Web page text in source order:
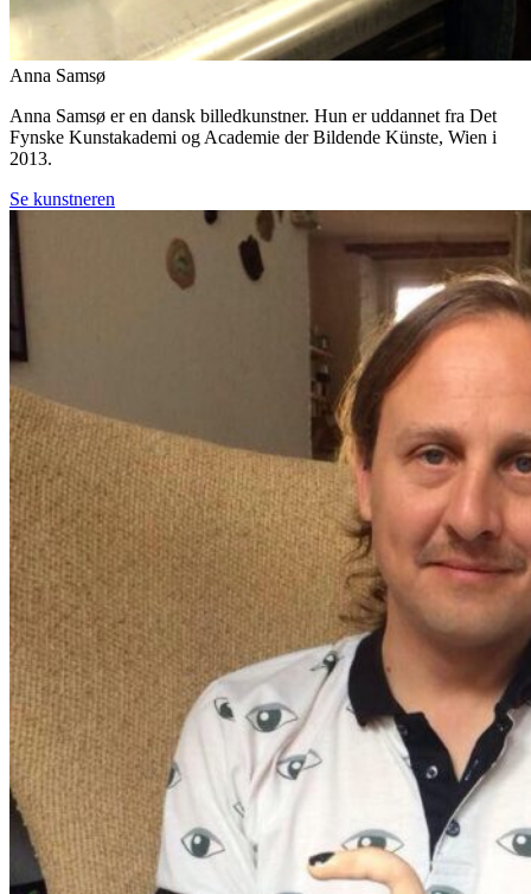
Anna Samsø
Anna Samsø er en dansk billedkunstner. Hun er uddannet fra Det
Fynske Kunstakademi og Academie der Bildende Künste, Wien i
2013.
Se kunstneren